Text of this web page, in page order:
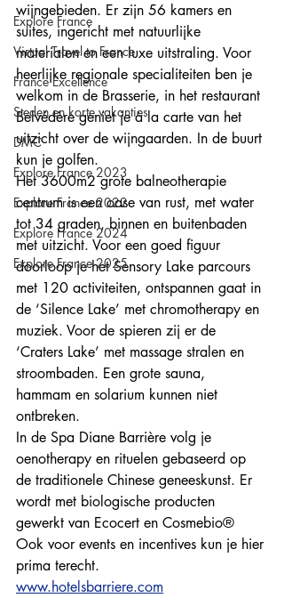
Explore France
Virtual Travel to France
France Excellence
Steden en korte vakanties
DMC
Explore France 2023
Explore France 2022
Explore France 2024
Explore France 2025
wijngebieden. Er zijn 56 kamers en
suites, ingericht met natuurlijke
materialen en een luxe uitstraling. Voor
heerlijke regionale specialiteiten ben je
welkom in de Brasserie, in het restaurant
Belvédère geniet je à la carte van het
uitzicht over de wijngaarden. In de buurt
kun je golfen.
Het 3600m2 grote balneotherapie
centrum is een oase van rust, met water
tot 34 graden, binnen en buitenbaden
met uitzicht. Voor een goed figuur
doorloop je het Sensory Lake parcours
met 120 activiteiten, ontspannen gaat in
de ‘Silence Lake’ met chromotherapy en
muziek. Voor de spieren zij er de
‘Craters Lake’ met massage stralen en
stroombaden. Een grote sauna,
hammam en solarium kunnen niet
ontbreken.
In de Spa Diane Barrière volg je
oenotherapy en rituelen gebaseerd op
de traditionele Chinese geneeskunst. Er
wordt met biologische producten
gewerkt van Ecocert en Cosmebio®
Ook voor events en incentives kun je hier
prima terecht.
www.hotelsbarriere.com